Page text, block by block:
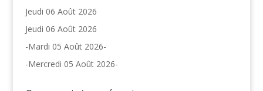
Jeudi 06 Août 2026
Jeudi 06 Août 2026
-Mardi 05 Août 2026-
-Mercredi 05 Août 2026-